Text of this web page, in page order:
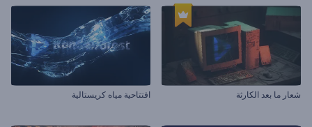
شعار ما بعد الكارثة افتتاحية مياه كريستالية